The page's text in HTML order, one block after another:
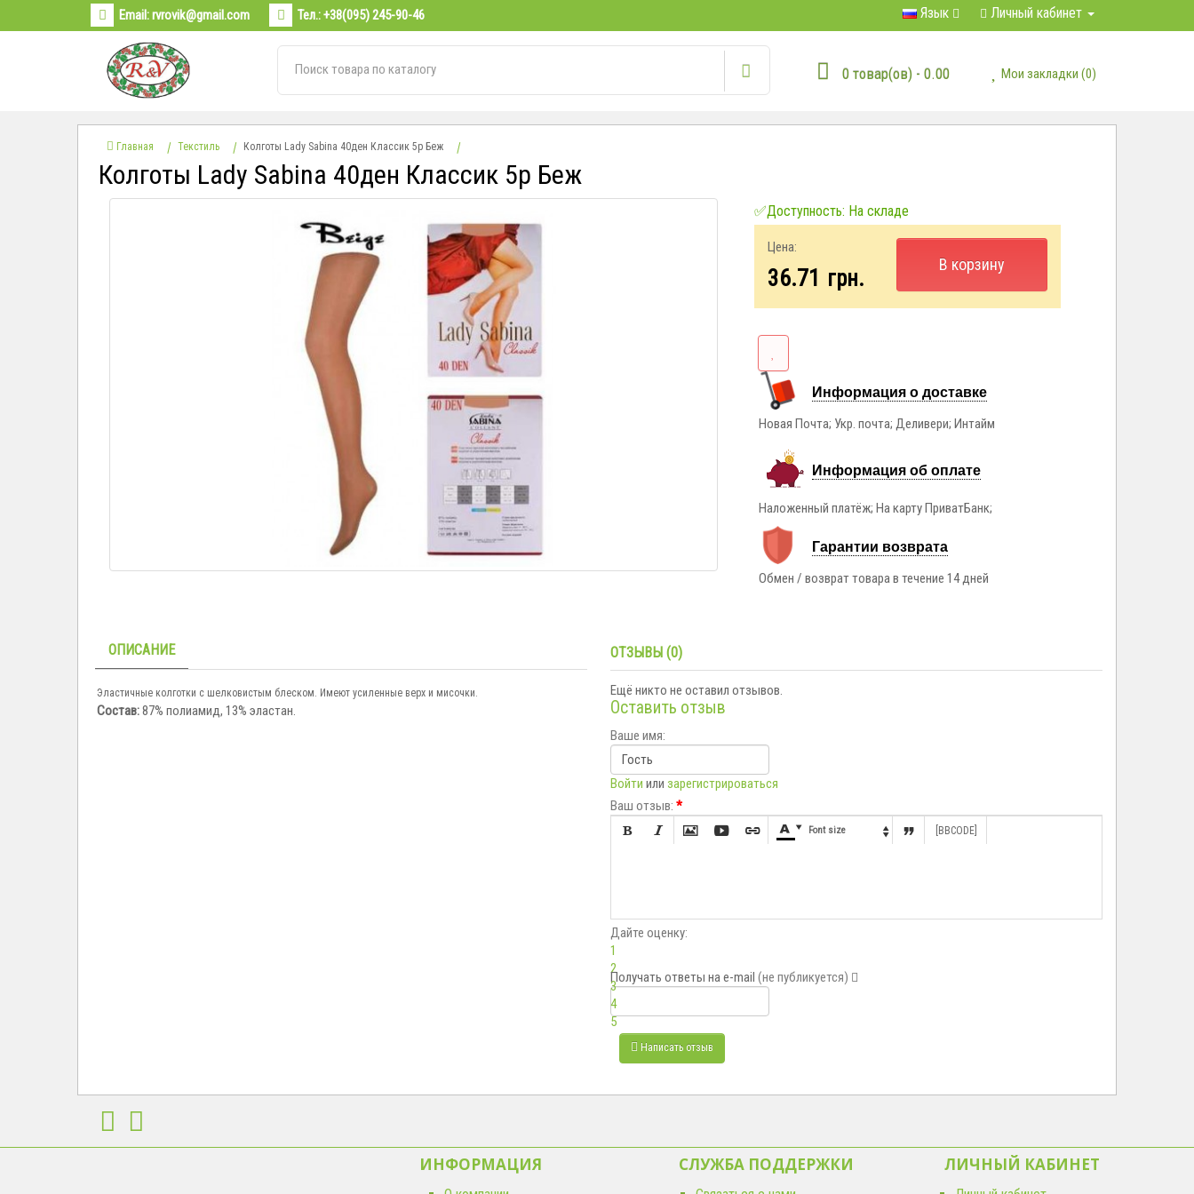
Email:rvrovik@gmail.com Тел.:+38(095) 245-90-46 Язык Личный кабинет
0 товар(ов) - 0.00 Мои закладки (0)
Главная Текстиль Колготы Lady Sabina 40ден Классик 5р Беж
Колготы Lady Sabina 40ден Классик 5р Беж
✅Доступность: На складе
Цена:
36.71 грн.
В корзину
Информация о доставке
Новая Почта; Укр. почта; Деливери; Интайм
Информация об оплате
Наложенный платёж; На карту ПриватБанк;
Гарантии возврата
Обмен / возврат товара в течение 14 дней
ОПИСАНИЕ
Эластичные колготки с шелковистым блеском. Имеют усиленные верх и мисочки.
Состав:87% полиамид, 13% эластан.
ОТЗЫВЫ (0)
Ещё никто не оставил отзывов.
Оставить отзыв
Ваше имя:
Войти или зарегистрироваться
Ваш отзыв: *

      Font size   [BBCODE]
Дайте оценку:
1
2
3
4
5
Получать ответы на e-mail (не публикуется)
Написать отзыв
ИНФОРМАЦИЯ СЛУЖБА ПОДДЕРЖКИ ЛИЧНЫЙ КАБИНЕТ